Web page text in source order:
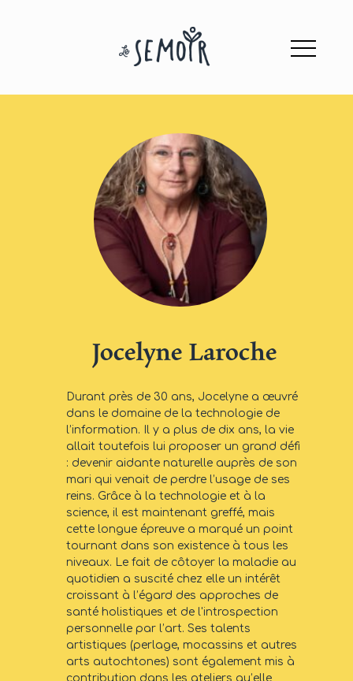
Jocelyne Laroche
Durant près de 30 ans, Jocelyne a œuvré
dans le domaine de la technologie de
l’information. Il y a plus de dix ans, la vie
allait toutefois lui proposer un grand défi
: devenir aidante naturelle auprès de son
mari qui venait de perdre l’usage de ses
reins. Grâce à la technologie et à la
science, il est maintenant greffé, mais
cette longue épreuve a marqué un point
tournant dans son existence à tous les
niveaux. Le fait de côtoyer la maladie au
quotidien a suscité chez elle un intérêt
croissant à l’égard des approches de
santé holistiques et de l'introspection
personnelle par l’art. Ses talents
artistiques (perlage, mocassins et autres
arts autochtones) sont également mis à
contribution dans les ateliers qu’elle